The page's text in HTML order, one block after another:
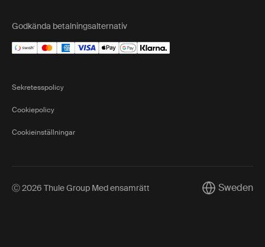
Godkända betalningsalternativ
Sekretesspolicy
Cookiepolicy
Cookieinställningar
Ⓒ 2026 Thule Group Med ensamrätt CurrentSweden